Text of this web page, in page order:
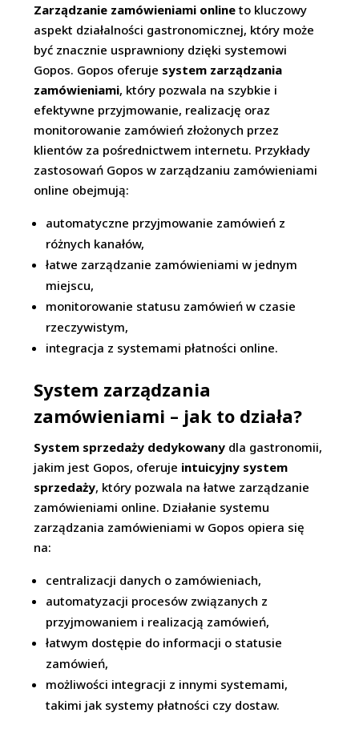
Zarządzanie zamówieniami online to kluczowy
aspekt działalności gastronomicznej, który może
być znacznie usprawniony dzięki systemowi
Gopos. Gopos oferuje system zarządzania
zamówieniami, który pozwala na szybkie i
efektywne przyjmowanie, realizację oraz
monitorowanie zamówień złożonych przez
klientów za pośrednictwem internetu. Przykłady
zastosowań Gopos w zarządzaniu zamówieniami
online obejmują:
automatyczne przyjmowanie zamówień z
różnych kanałów,
łatwe zarządzanie zamówieniami w jednym
miejscu,
monitorowanie statusu zamówień w czasie
rzeczywistym,
integracja z systemami płatności online.
System zarządzania
zamówieniami – jak to działa?
System sprzedaży dedykowany dla gastronomii,
jakim jest Gopos, oferuje intuicyjny system
sprzedaży, który pozwala na łatwe zarządzanie
zamówieniami online. Działanie systemu
zarządzania zamówieniami w Gopos opiera się
na:
centralizacji danych o zamówieniach,
automatyzacji procesów związanych z
przyjmowaniem i realizacją zamówień,
łatwym dostępie do informacji o statusie
zamówień,
możliwości integracji z innymi systemami,
takimi jak systemy płatności czy dostaw.